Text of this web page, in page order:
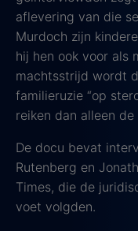
aflevering van die
Murdoch zijn
hij hen ook voor als
machtsstrijd wordt
familieruzie “op
reiken dan alleen
De docu bevat
Rutenberg en
Times, die de
voet volgden.